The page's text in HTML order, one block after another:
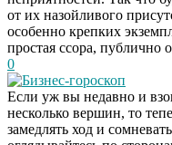
от их назойливого
особенно крепких
простая ссора, публично
0
Бизнес-гороскоп
Если уж вы недавно и
несколько вершин, то
замедлять ход и